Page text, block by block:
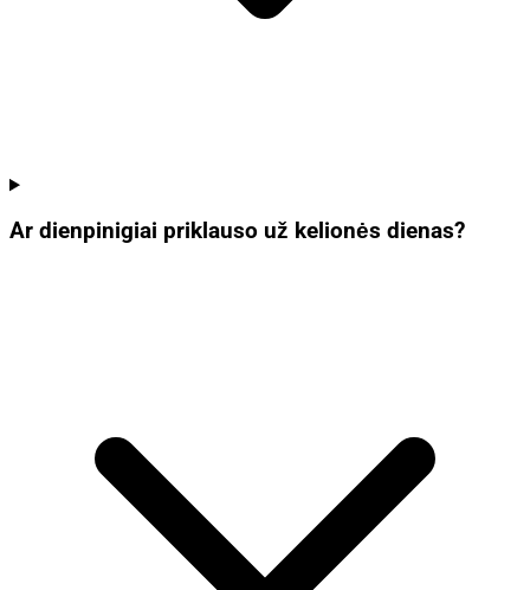
Ar dienpinigiai priklauso už kelionės dienas?